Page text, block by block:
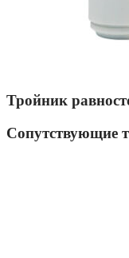
Тройник
Сопутствующие